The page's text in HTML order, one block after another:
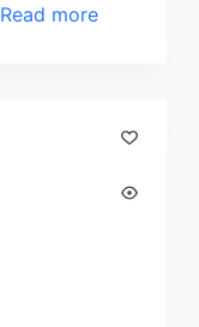
Read more